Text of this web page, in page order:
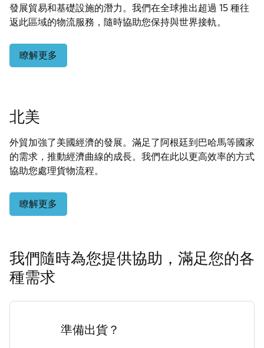
發展貿易和基礎設施的潛力。我們在全球推出超過 15 種往
返此區域的物流服務，隨時協助您保持與世界接軌。
瞭解更多
北美
外貿加強了美國經濟的發展。滿足了阿根廷到巴哈馬等國家
的需求，推動經濟曲線的成長。我們在此以更高效率的方式
協助您處理貨物流程。
瞭解更多
我們隨時為您提供協助，滿足您的各
種需求
準備出貨？